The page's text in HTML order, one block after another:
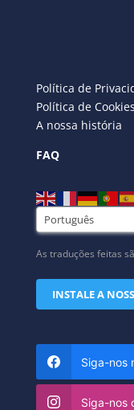
Política de
Política de Cookies
A nossa história
FAQ
As traduções feitas
INSTALE A
Siga-nos
Siga-nos